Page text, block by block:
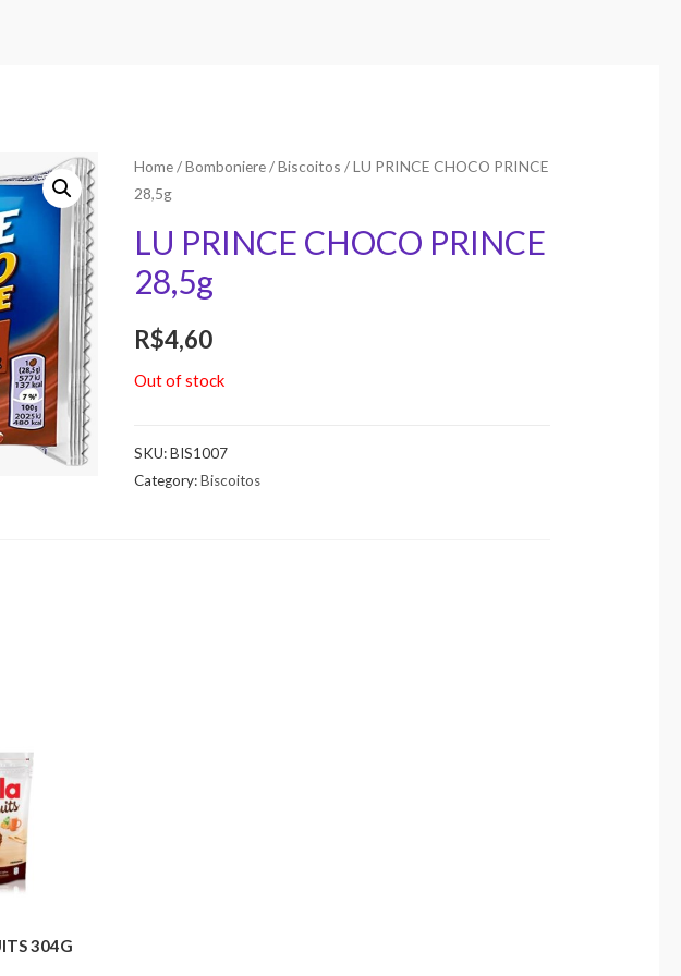
Home/Bomboniere/Biscoitos / LU PRINCE CHOCO PRINCE
28,5g
LU PRINCE CHOCO PRINCE
28,5g
R$4,60
Out of stock
SKU:BIS1007
Category:Biscoitos
304G